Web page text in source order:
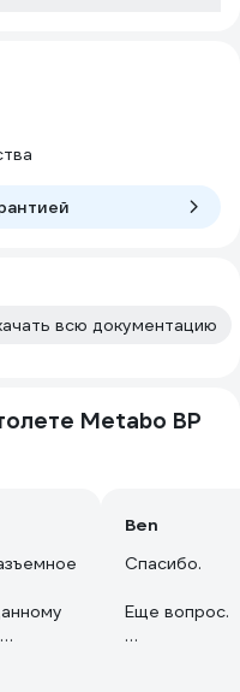
всю документацию
Metabo BP
Ben
Спасибо.
Еще вопрос.